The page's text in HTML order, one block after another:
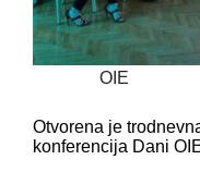
OIE
Otvorena je
konferencija Dani